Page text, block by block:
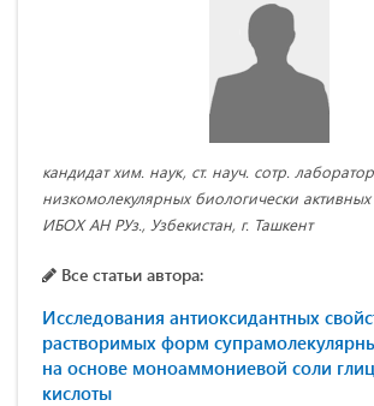
кандидат хим. наук, ст. науч. сотр.
низкомолекулярных биологически
ИБОХ АН РУз., Узбекистан, г. Ташкент
Все статьи автора:
Исследования антиоксидантных
растворимых форм
на основе моноаммониевой соли
кислоты